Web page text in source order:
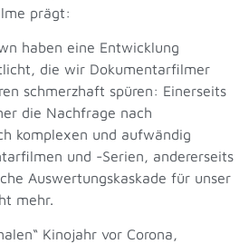
prägt:
haben eine Entwicklung
die wir Dokumentarfilmer
schmerzhaft spüren: Einerseits
die Nachfrage nach
komplexen und aufwändig
und -Serien, andererseits
Auswertungskaskade für unser
mehr.
Kinojahr vor Corona,